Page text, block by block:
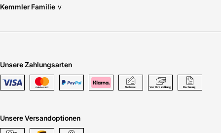
Kemmler Familie v
Unsere Zahlungsarten
Unsere Versandoptionen